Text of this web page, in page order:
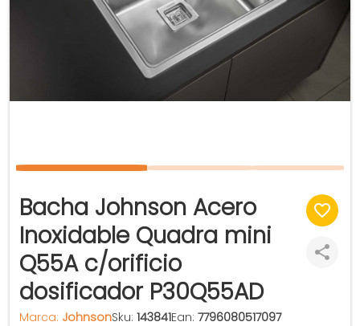
Bacha Johnson Acero
Inoxidable Quadra mini
Q55A c/orificio
dosificador P30Q55AD
Marca: JohnsonSku: 143841Ean: 7796080517097